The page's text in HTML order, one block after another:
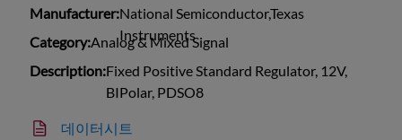
Manufacturer:National Semiconductor,Texas
Instruments
Category:Analog & Mixed Signal
Description:Fixed Positive Standard Regulator, 12V,
BIPolar, PDSO8
데이터시트